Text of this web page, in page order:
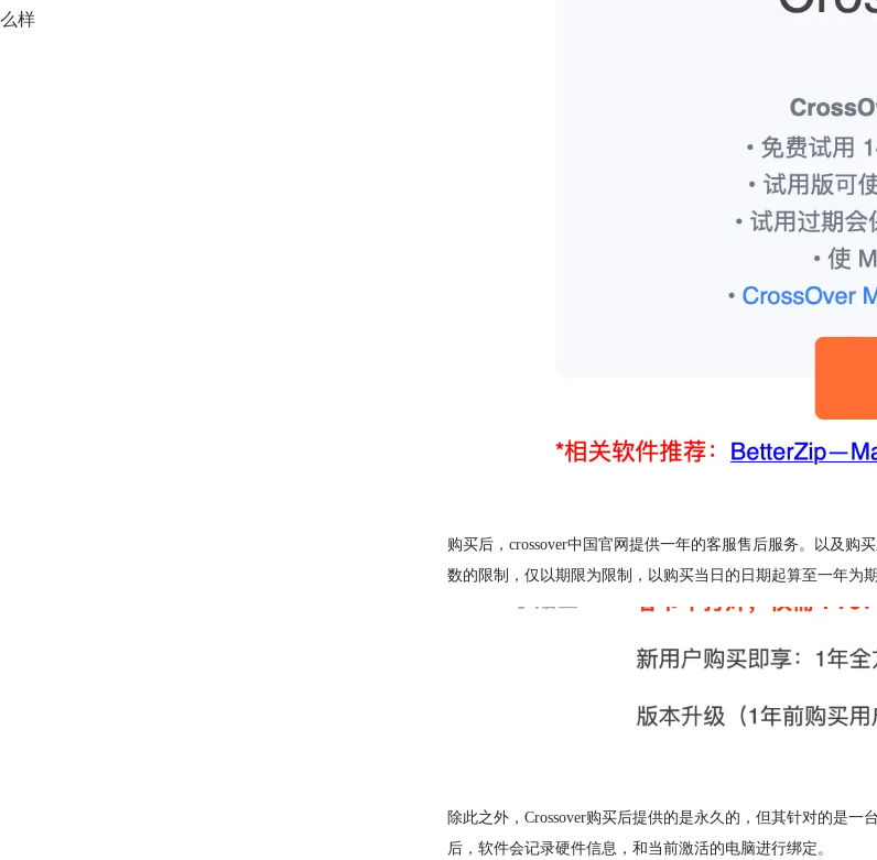
么样
购买后，crossover中国官网提供一年的客服售后服务。以及
数的限制，仅以期限为限制，以购买当日的日期起算至一年为期
除此之外，Crossover购买后提供的是永久的，但其针对的是
后，软件会记录硬件信息，和当前激活的电脑进行绑定。